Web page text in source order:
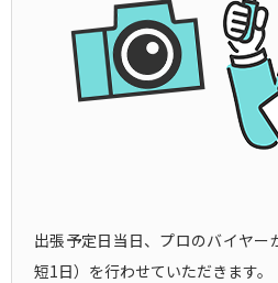
出張予定日当日、プロのバイヤー
短1日）を行わせていただきます。